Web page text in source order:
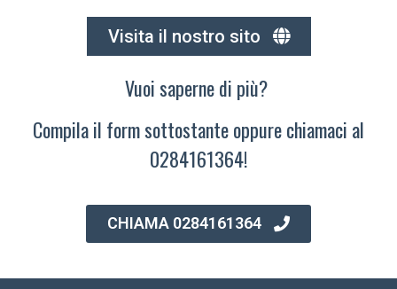
Visita il nostro sito
Vuoi saperne di più?
Compila il form sottostante oppure chiamaci al
0284161364!
CHIAMA 0284161364